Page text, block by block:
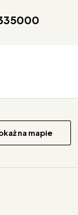
na mapie